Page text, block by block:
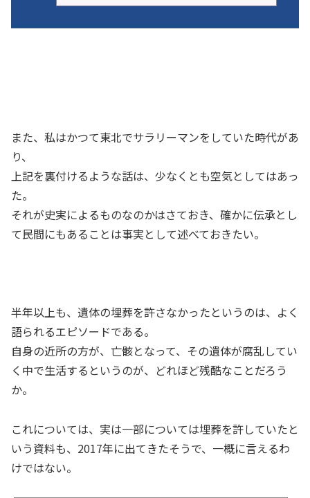
また、私はかつて東北でサラリーマンをしていた時代があ
り、
上記を裏付けるような話は、少なくとも空気としてはあっ
た。
それが史実によるものなのかはさておき、確かに伝承とし
て民間にもあることは事実として述べておきたい。
半年以上も、遺体の埋葬を許さなかったというのは、よく
語られるエピソードである。
自身の近所の方が、亡骸となって、その遺体が腐乱してい
く中で生活するというのが、どれほど残酷なことだろう
か。
これについては、実は一部については埋葬を許していたと
いう資料も、2017年に出てきたそうで、一概に言えるわ
けではない。